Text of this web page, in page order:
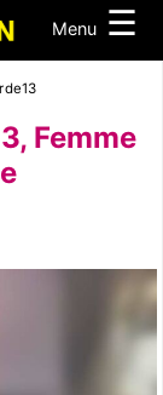
Menu ☰
Femme